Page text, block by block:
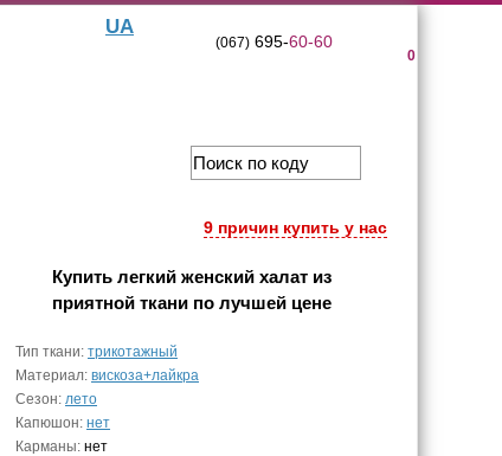
UA
0
(067)695-60-60
9 причин купить у нас
Купить легкий женский халат из
приятной ткани по лучшей цене
Тип ткани: трикотажный
Материал: вискоза+лайкра
Сезон: лето
Капюшон: нет
Карманы: нет